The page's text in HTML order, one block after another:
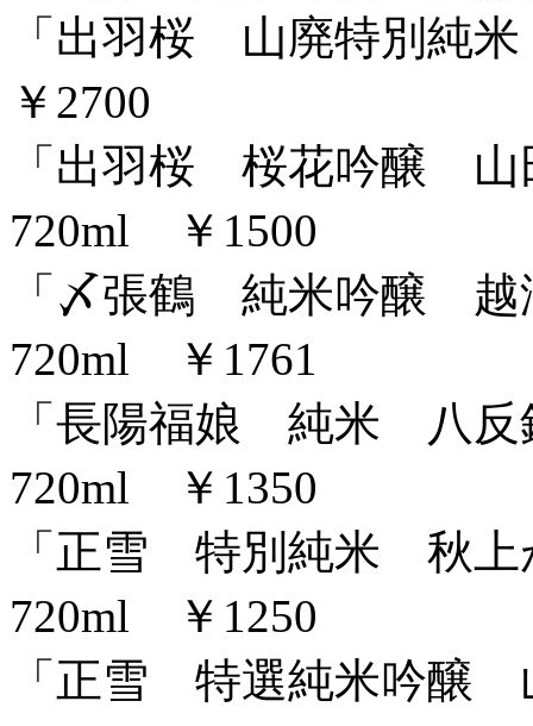
「出羽桜 山廃特別純
￥2700
「出羽桜 桜花吟醸
720ml ￥1500
「〆張鶴 純米吟醸
720ml ￥1761
「長陽福娘 純米 八
720ml ￥1350
「正雪 特別純米 秋
720ml ￥1250
「正雪 特選純米吟醸